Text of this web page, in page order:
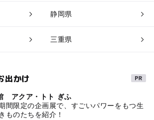
静岡県
三重県
出かけ
アクア・トト ぎふ
間限定の企画展で、すごいパワーをもつ生
きものたちを紹介！